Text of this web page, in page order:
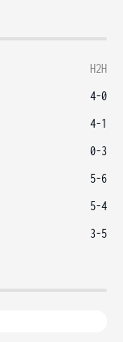
H2H
4-0
4-1
0-3
5-6
5-4
3-5